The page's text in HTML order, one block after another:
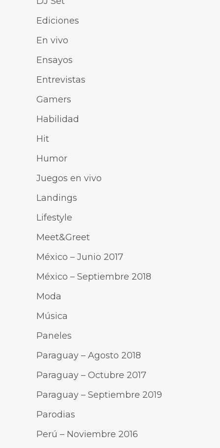
Ediciones
En vivo
Ensayos
Entrevistas
Gamers
Habilidad
Hit
Humor
Juegos en vivo
Landings
Lifestyle
Meet&Greet
México – Junio 2017
México – Septiembre 2018
Moda
Música
Paneles
Paraguay – Agosto 2018
Paraguay – Octubre 2017
Paraguay – Septiembre 2019
Parodias
Perú – Noviembre 2016